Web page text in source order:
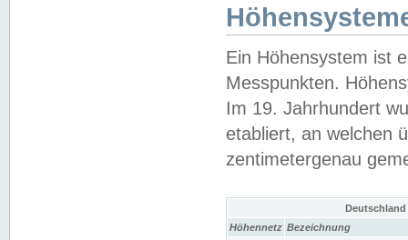
Ein Höhensystem ist
Messpunkten.
Im 19. Jahrhundert
etabliert, an welchen
zentimetergenau
Höhennetz Bezeichnung